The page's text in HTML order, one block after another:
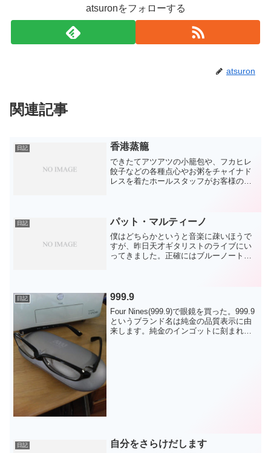
atsuronをフォローする
atsuron
関連記事
日記 香港蒸籠
できたてアツアツの小籠包や、フカヒレ
餃子などの各種点心やお粥をチャイナド
レスを着たホールスタッフがお客様のテ
飲茶を好きなだけ楽しめる...
日記 パット・マルティーノ
僕はどちらかというと音楽に疎いほうで
すが、昨日天才ギタリストのライブにい
ってきました。正確にはブルーノートに
ーというこじんまりとした...
日記 999.9
Four Nines(999.9)で眼鏡を買った。999.9
というブランド名は純金の品質表示に由
来します。純金のインゴットに刻まれた
日記 自分をさらけだします